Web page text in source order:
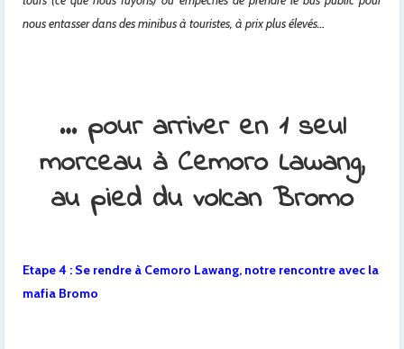
nous entasser dans des minibus à touristes, à prix plus élevés…
… pour arriver en 1 seul
morceau à Cemoro Lawang,
au pied du volcan Bromo
Etape 4 : Se rendre à Cemoro Lawang, notre rencontre avec la
mafia Bromo